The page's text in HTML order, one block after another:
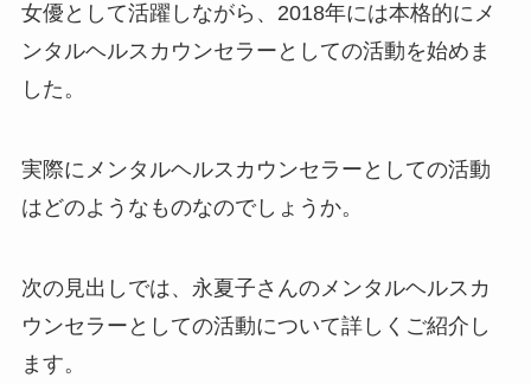
女優として活躍しながら、2018年には本格的にメ
ンタルヘルスカウンセラーとしての活動を始めま
した。
実際にメンタルヘルスカウンセラーとしての活動
はどのようなものなのでしょうか。
次の見出しでは、永夏子さんのメンタルヘルスカ
ウンセラーとしての活動について詳しくご紹介し
ます。